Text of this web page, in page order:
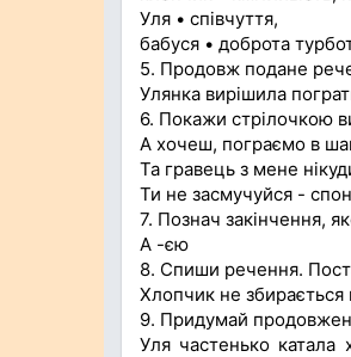
Уля • співчуття,
бабуся • доброта
5. Продовж подане
Улянка вирішила
6. Покажи стрілочкою
А хочеш, пограємо в
Та гравець з мене
Ти не засмучуйся -
7. Познач закінчення,
А -єю
8. Спиши речення.
Хлопчик не збирається
9. Придумай
Уля частенько катала